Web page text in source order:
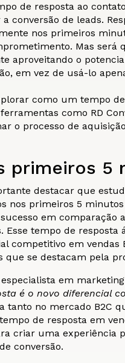
de resposta ao
conversão de leads.
nos primeiros
Mas será
aproveitando o
em vez de usá-lo
como um tempo
como RD
o processo de
primeiros 5
destacar que
nos primeiros 5
em comparação
Esse tempo de resposta
competitivo em vendas
que se destacam pela
em
é o novo diferencial
tanto no mercado B2C
de resposta em
criar uma experiência
conversão.